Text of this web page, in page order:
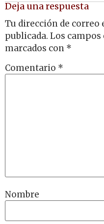
Deja una respuesta
Tu dirección de correo
publicada. Los
marcados con *
Comentario *
Nombre